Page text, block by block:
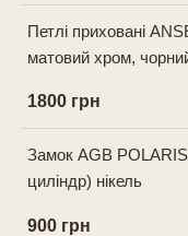
Петлі приховані
матовий хром,
1800 грн
Замок AGB POLARIS
циліндр) нікель
900 грн